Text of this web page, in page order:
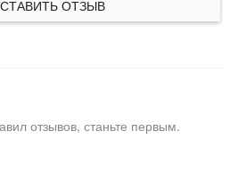
ОТЗЫВ
отзывов, станьте первым.